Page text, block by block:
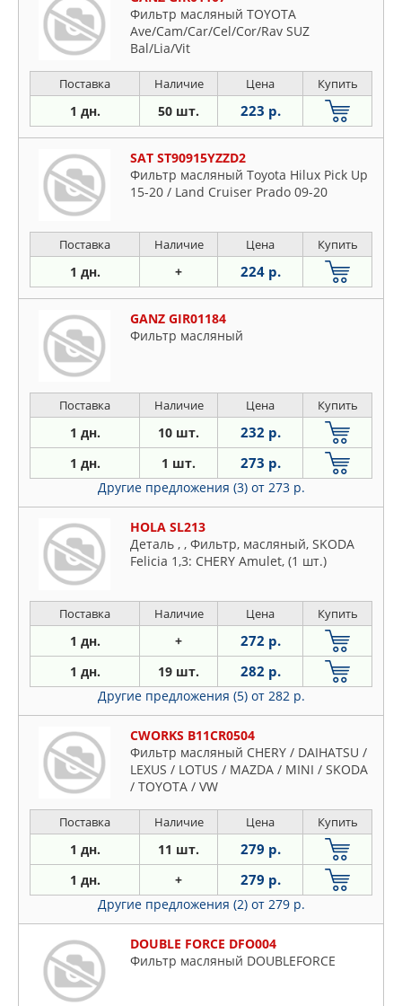
Фильтр масляный TOYOTA
Ave/Cam/Car/Cel/Cor/Rav SUZ
Bal/Lia/Vit
Поставка Наличие Цена Купить
1 дн. 50 шт. 223 р.
SAT ST90915YZZD2
Фильтр масляный Toyota Hilux Pick Up
15-20 / Land Cruiser Prado 09-20
Поставка Наличие Цена Купить
1 дн. + 224 р.
GANZ GIR01184
Фильтр масляный
Поставка Наличие Цена Купить
1 дн. 10 шт. 232 р.
1 дн. 1 шт. 273 р.
Другие предложения (3) от 273 р.
HOLA SL213
Деталь , , Фильтp, масляный, SKODA
Felicia 1,3: CHERY Amulet, (1 шт.)
Поставка Наличие Цена Купить
1 дн. + 272 р.
1 дн. 19 шт. 282 р.
Другие предложения (5) от 282 р.
CWORKS B11CR0504
Фильтр масляный CHERY / DAIHATSU /
LEXUS / LOTUS / MAZDA / MINI / SKODA
/ TOYOTA / VW
Поставка Наличие Цена Купить
1 дн. 11 шт. 279 р.
1 дн. + 279 р.
Другие предложения (2) от 279 р.
DOUBLE FORCE DFO004
Фильтр масляный DOUBLEFORCE